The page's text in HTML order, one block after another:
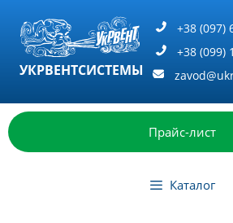
содержимому
УКРВЕНТСИСТЕМЫ
+38 (097)
+38 (099)
Прайс-лист
Каталог